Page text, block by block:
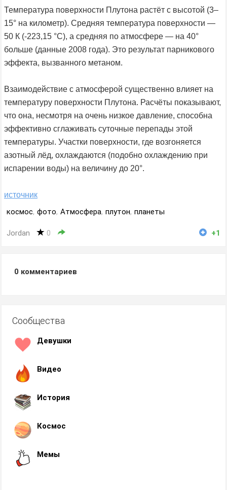
Температура поверхности Плутона растёт с высотой (3–
15° на километр). Средняя температура поверхности —
50 К (-223,15 °C), а средняя по атмосфере — на 40°
больше (данные 2008 года). Это результат парникового
эффекта, вызванного метаном.
Взаимодействие с атмосферой существенно влияет на
температуру поверхности Плутона. Расчёты показывают,
что она, несмотря на очень низкое давление, способна
эффективно сглаживать суточные перепады этой
температуры. Участки поверхности, где возгоняется
азотный лёд, охлаждаются (подобно охлаждению при
испарении воды) на величину до 20°.
источник
космос, фото, Атмосфера, плутон, планеты
Jordan 0 +1
0 комментариев
Сообщества
Девушки
Видео
История
Космос
Мемы